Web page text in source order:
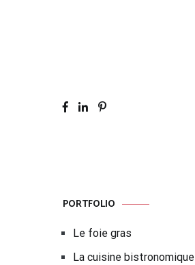
PORTFOLIO
Le foie gras
La cuisine bistronomique